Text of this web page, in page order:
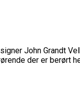
John Grandt
der er berørt